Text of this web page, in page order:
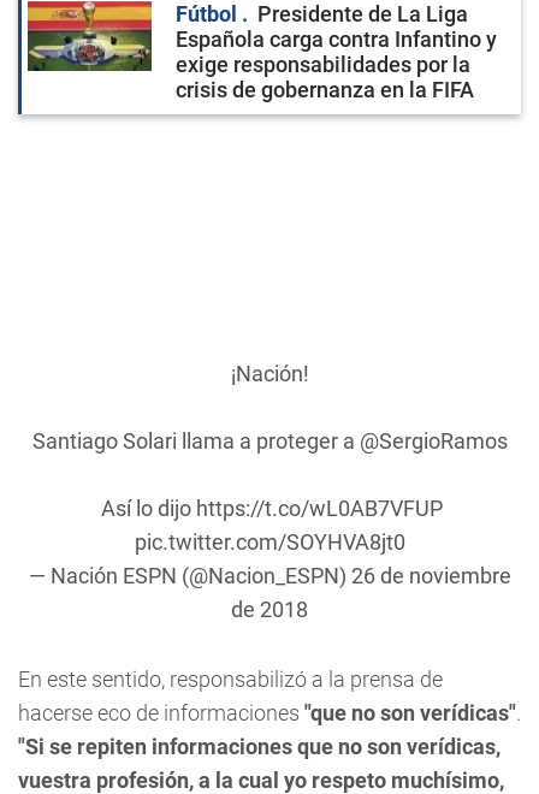
Fútbol
Presidente de La Liga
Española carga contra Infantino y
exige responsabilidades por la
crisis de gobernanza en la FIFA
¡Nación!
Santiago Solari llama a proteger a @SergioRamos
️ Así lo dijo https://t.co/wL0AB7VFUP
pic.twitter.com/SOYHVA8jt0
— Nación ESPN (@Nacion_ESPN) 26 de noviembre
de 2018
En este sentido, responsabilizó a la prensa de
hacerse eco de informaciones "que no son verídicas".
"Si se repiten informaciones que no son verídicas,
vuestra profesión, a la cual yo respeto muchísimo,